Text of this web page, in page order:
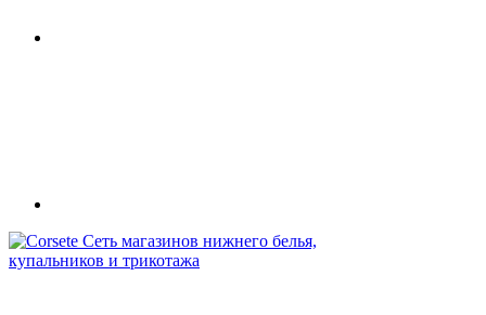
Сеть магазинов нижнего белья,
купальников и трикотажа